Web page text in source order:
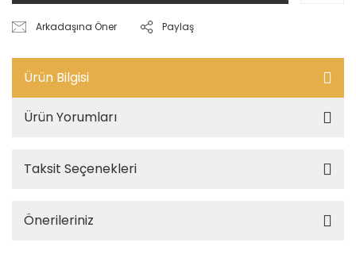
Arkadaşına Öner Paylaş
Ürün Bilgisi
Ürün Yorumları
Taksit Seçenekleri
Önerileriniz